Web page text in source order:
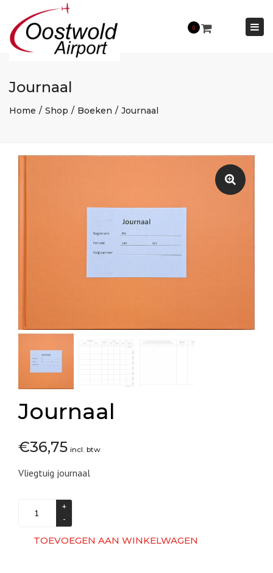
0
Journaal
Home Shop Boeken Journaal
Journaal
€36,75 incl. btw
Vliegtuig journaal
TOEVOEGEN AAN WINKELWAGEN